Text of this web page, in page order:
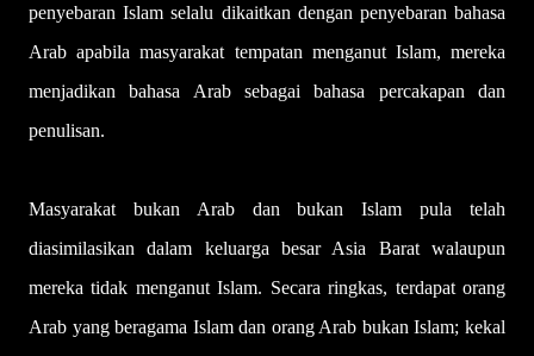
penyebaran Islam selalu dikaitkan dengan penyebaran bahasa
Arab apabila masyarakat tempatan menganut Islam, mereka
menjadikan bahasa Arab sebagai bahasa percakapan dan
penulisan.
Masyarakat bukan Arab dan bukan Islam pula telah
diasimilasikan dalam keluarga besar Asia Barat walaupun
mereka tidak menganut Islam. Secara ringkas, terdapat orang
Arab yang beragama Islam dan orang Arab bukan Islam; kekal